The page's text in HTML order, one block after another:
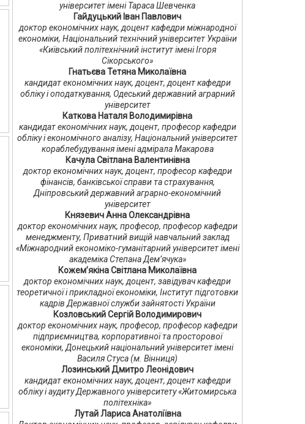
університет імені Тараса Шевченка
Гайдуцький Іван Павлович
доктор економічних наук, доцент кафедри міжнародної
економіки, Національний технічний університет України
«Київський політехнічний інститут імені Ігоря
Сікорського»
Гнатьєва Тетяна Миколаївна
кандидат економічних наук, доцент, доцент кафедри
обліку і оподаткування, Одеський державний аграрний
університет
Каткова Наталя Володимирівна
кандидат економічних наук, доцент, професор кафедри
обліку і економічного аналізу, Національний університет
кораблебудування імені адмірала Макарова
Качула Світлана Валентинівна
доктор економічних наук, доцент, професор кафедри
фінансів, банківської справи та страхування,
Дніпровський державний аграрно-економічний
університет
Князевич Анна Олександрівна
доктор економічних наук, професор, професор кафедри
менеджменту, Приватний вищій навчальний заклад
«Міжнародний економіко-гуманітарний університет імені
академіка Степана Дем’ячука»
Кожем’якіна Світлана Миколаївна
доктор економічних наук, доцент, завідувач кафедри
теоретичної і прикладної економіки, Інститут підготовки
кадрів Державної служби зайнятості України
Козловський Сергій Володимирович
доктор економічних наук, професор, професор кафедри
підприємництва, корпоративної та просторової
економіки, Донецький національний університет імені
Василя Стуса (м. Вінниця)
Лозинський Дмитро Леонідович
кандидат економічних наук, доцент, доцент кафедри
обліку і аудиту Державного університету «Житомирська
політехніка»
Лутай Лариса Анатоліївна